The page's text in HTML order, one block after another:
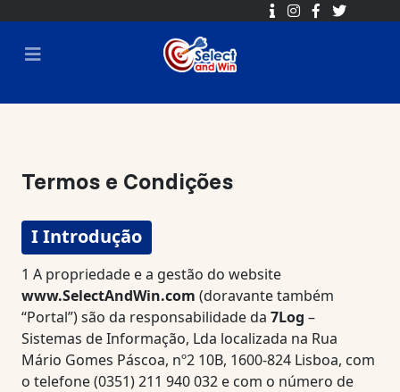
Termos e Condições
I Introdução
1 A propriedade e a gestão do website
www.SelectAndWin.com (doravante também
“Portal”) são da responsabilidade da 7Log –
Sistemas de Informação, Lda localizada na Rua
Mário Gomes Páscoa, nº2 10B, 1600-824 Lisboa, com
o telefone (0351) 211 940 032 e com o número de